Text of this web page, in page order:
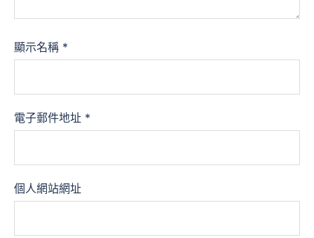
顯示名稱 *
電子郵件地址 *
個人網站網址